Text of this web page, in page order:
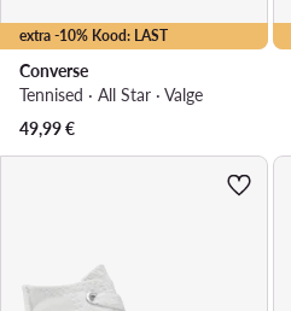
extra -10% Kood: LAST
Converse
Tennised · All Star · Valge
49,99€